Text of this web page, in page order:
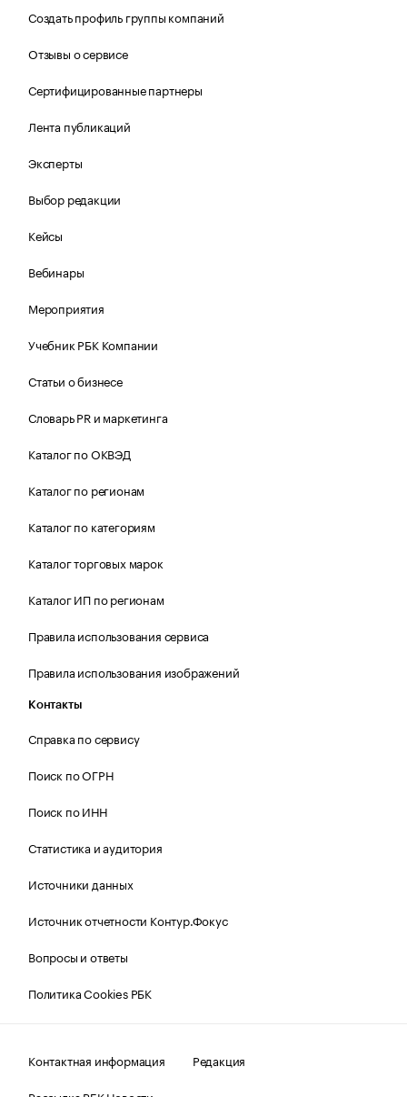
Создать профиль группы компаний
Отзывы о сервисе
Сертифицированные партнеры
Лента публикаций
Эксперты
Выбор редакции
Кейсы
Вебинары
Мероприятия
Учебник РБК Компании
Статьи о бизнесе
Словарь PR и маркетинга
Каталог по ОКВЭД
Каталог по регионам
Каталог по категориям
Каталог торговых марок
Каталог ИП по регионам
Правила использования сервиса
Правила использования изображений
Контакты
Справка по сервису
Поиск по ОГРН
Поиск по ИНН
Статистика и аудитория
Источники данных
Источник отчетности Контур.Фокус
Вопросы и ответы
Политика Cookies РБК
Контактная информация
Редакция